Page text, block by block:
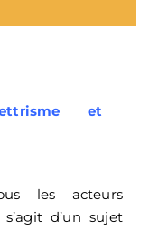
et
les acteurs
d’un sujet